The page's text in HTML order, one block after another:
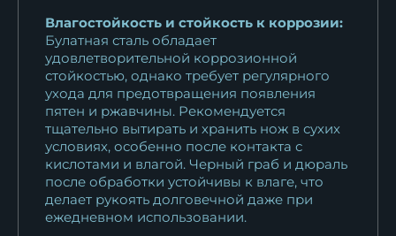
Влагостойкость и стойкость к коррозии:
Булатная сталь обладает
удовлетворительной коррозионной
стойкостью, однако требует регулярного
ухода для предотвращения появления
пятен и ржавчины. Рекомендуется
тщательно вытирать и хранить нож в сухих
условиях, особенно после контакта с
кислотами и влагой. Черный граб и дюраль
после обработки устойчивы к влаге, что
делает рукоять долговечной даже при
ежедневном использовании.